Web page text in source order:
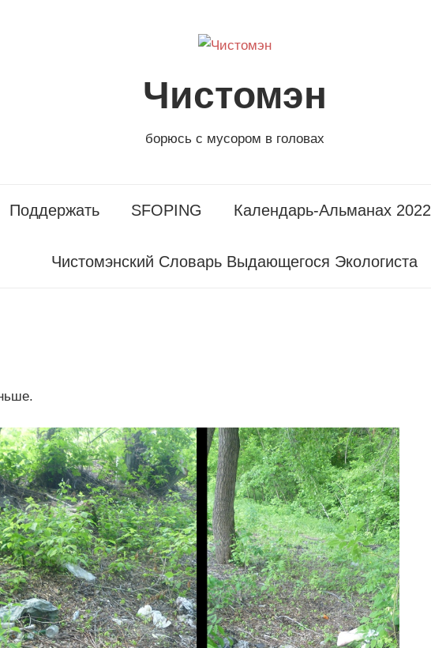
Чистомэн
борюсь с мусором в головах
Поддержать SFOPING Календарь-Альманах 2022
Чистомэнский Словарь Выдающегося Экологиста